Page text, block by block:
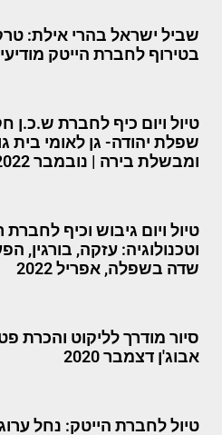
שביל ישראל בהרי אילת:
בטירוף לחברת הייטק מודיעין,
טיול ויום כיף לחברת ש.כ.ן
שפלת יהודה- גן לאומי בית
ומבשלת בירה | נובמבר 2022
טיול ויום גיבוש וכיף
וטכנולוגיה: עזקה, בורגין,
שדה בשפלה, אפריל 2022
סיור מודרך לליקוט והכרת
אבוג'ן דצמבר 2020
טיול לחברת הייטק: נחל